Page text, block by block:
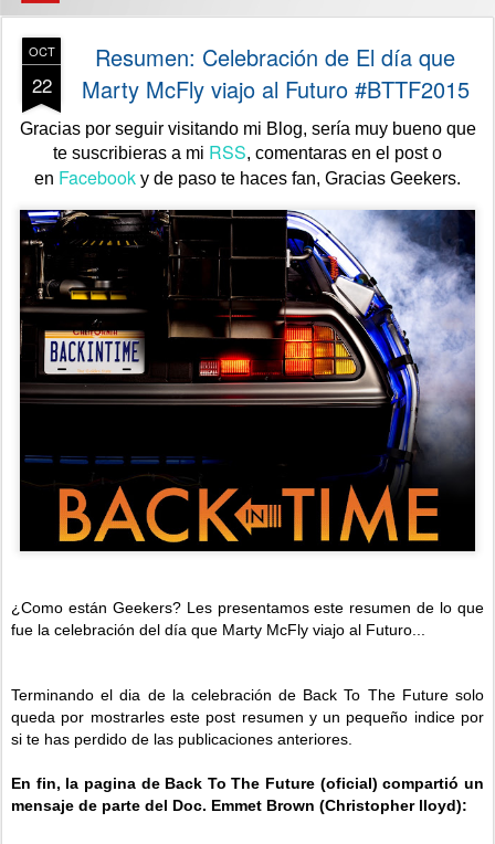
OCT
22
Resumen: Celebración de El día que
Marty McFly viajo al Futuro #BTTF2015
Gracias por seguir visitando mi Blog, sería muy bueno que
te suscribieras a mi RSS, comentaras en el post o
en Facebook y de paso te haces fan, Gracias Geekers.
¿Como están Geekers? Les presentamos este resumen de lo que
fue la celebración del día que Marty McFly viajo al Futuro...
Terminando el dia de la celebración de Back To The Future solo
queda por mostrarles este post resumen y un pequeño indice por
si te has perdido de las publicaciones anteriores.
En fin, la pagina de Back To The Future (oficial) compartió un
mensaje de parte del Doc. Emmet Brown (Christopher lloyd):